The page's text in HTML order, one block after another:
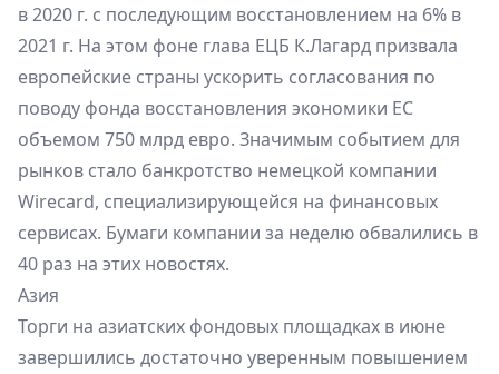
в 2020 г. с последующим восстановлением на 6% в
2021 г. На этом фоне глава ЕЦБ К.Лагард призвала
европейские страны ускорить согласования по
поводу фонда восстановления экономики ЕС
объемом 750 млрд евро. Значимым событием для
рынков стало банкротство немецкой компании
Wirecard, специализирующейся на финансовых
сервисах. Бумаги компании за неделю обвалились в
40 раз на этих новостях.
Азия
Торги на азиатских фондовых площадках в июне
завершились достаточно уверенным повышением